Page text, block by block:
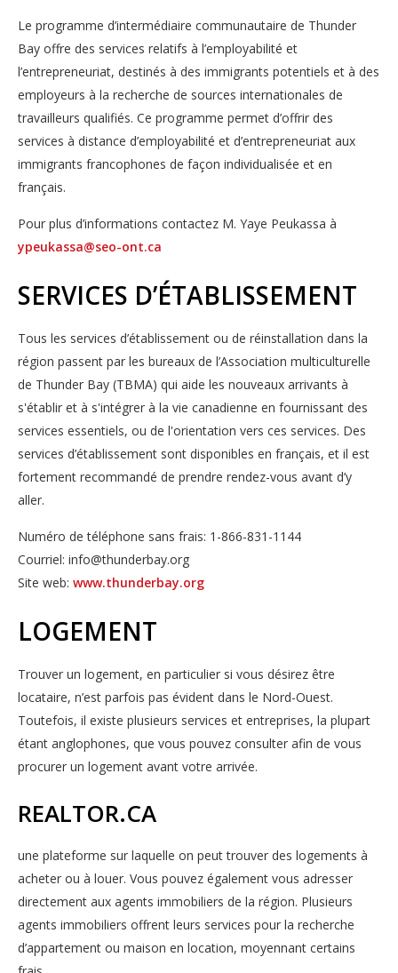
Le programme d’intermédiaire communautaire de Thunder
Bay offre des services relatifs à l’employabilité et
l’entrepreneuriat, destinés à des immigrants potentiels et à des
employeurs à la recherche de sources internationales de
travailleurs qualifiés. Ce programme permet d’offrir des
services à distance d’employabilité et d’entrepreneuriat aux
immigrants francophones de façon individualisée et en
français.
Pour plus d’informations contactez M. Yaye Peukassa à
ypeukassa@seo-ont.ca
SERVICES D’ÉTABLISSEMENT
Tous les services d’établissement ou de réinstallation dans la
région passent par les bureaux de l’Association multiculturelle
de Thunder Bay (TBMA) qui aide les nouveaux arrivants à
s'établir et à s'intégrer à la vie canadienne en fournissant des
services essentiels, ou de l'orientation vers ces services. Des
services d’établissement sont disponibles en français, et il est
fortement recommandé de prendre rendez-vous avant d’y
aller.
Numéro de téléphone sans frais: 1-866-831-1144
Courriel: info@thunderbay.org
Site web: www.thunderbay.org
LOGEMENT
Trouver un logement, en particulier si vous désirez être
locataire, n’est parfois pas évident dans le Nord-Ouest.
Toutefois, il existe plusieurs services et entreprises, la plupart
étant anglophones, que vous pouvez consulter afin de vous
procurer un logement avant votre arrivée.
REALTOR.CA
une plateforme sur laquelle on peut trouver des logements à
acheter ou à louer. Vous pouvez également vous adresser
directement aux agents immobiliers de la région. Plusieurs
agents immobiliers offrent leurs services pour la recherche
d’appartement ou maison en location, moyennant certains